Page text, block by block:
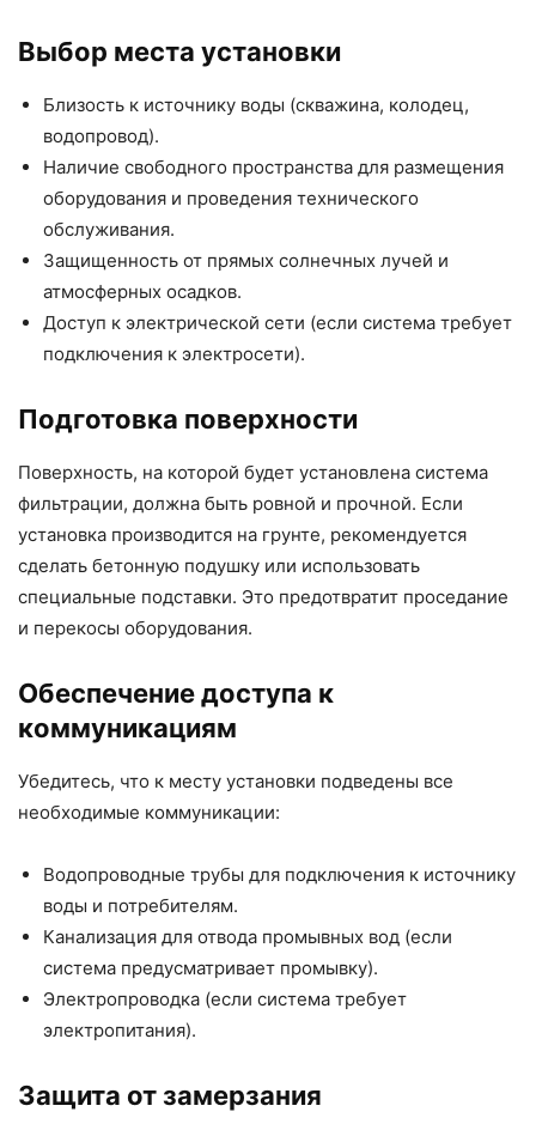
Выбор места установки
Близость к источнику воды (скважина, колодец,
водопровод).
Наличие свободного пространства для размещения
оборудования и проведения технического
обслуживания.
Защищенность от прямых солнечных лучей и
атмосферных осадков.
Доступ к электрической сети (если система требует
подключения к электросети).
Подготовка поверхности
Поверхность, на которой будет установлена система
фильтрации, должна быть ровной и прочной. Если
установка производится на грунте, рекомендуется
сделать бетонную подушку или использовать
специальные подставки. Это предотвратит проседание
и перекосы оборудования.
Обеспечение доступа к
коммуникациям
Убедитесь, что к месту установки подведены все
необходимые коммуникации:
Водопроводные трубы для подключения к источнику
воды и потребителям.
Канализация для отвода промывных вод (если
система предусматривает промывку).
Электропроводка (если система требует
электропитания).
Защита от замерзания